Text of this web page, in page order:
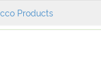
Products